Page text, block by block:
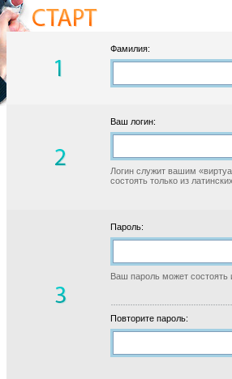
Фамилия:
Ваш логин:
Логин служит вашим
состоять только из
Пароль:
Ваш пароль может состоять
Повторите пароль: